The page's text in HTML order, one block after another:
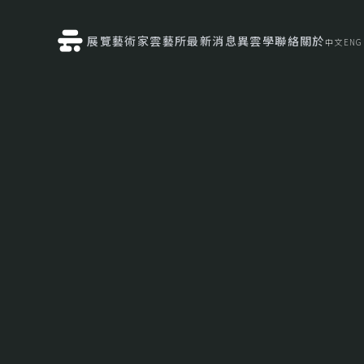
展覽藝術家雲藝所最新消息異雲學聯絡關於中文